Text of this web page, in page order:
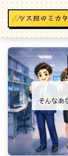
//
そんなあ